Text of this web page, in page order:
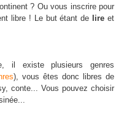
? Ou vous inscrire pour
libre ! Le but étant de
lire et
il existe plusieurs genres
), vous êtes donc libres de
conte... Vous pouvez choisir